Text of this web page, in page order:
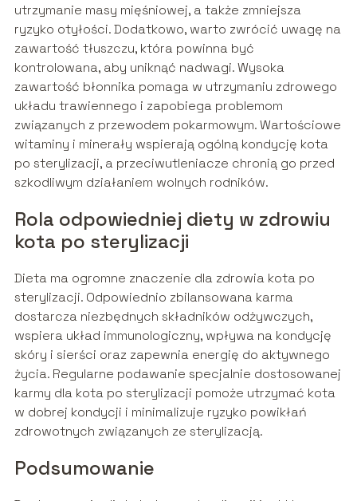
utrzymanie masy mięśniowej, a także zmniejsza
ryzyko otyłości. Dodatkowo, warto zwrócić uwagę na
zawartość tłuszczu, która powinna być
kontrolowana, aby uniknąć nadwagi. Wysoka
zawartość błonnika pomaga w utrzymaniu zdrowego
układu trawiennego i zapobiega problemom
związanych z przewodem pokarmowym. Wartościowe
witaminy i minerały wspierają ogólną kondycję kota
po sterylizacji, a przeciwutleniacze chronią go przed
szkodliwym działaniem wolnych rodników.
Rola odpowiedniej diety w zdrowiu
kota po sterylizacji
Dieta ma ogromne znaczenie dla zdrowia kota po
sterylizacji. Odpowiednio zbilansowana karma
dostarcza niezbędnych składników odżywczych,
wspiera układ immunologiczny, wpływa na kondycję
skóry i sierści oraz zapewnia energię do aktywnego
życia. Regularne podawanie specjalnie dostosowanej
karmy dla kota po sterylizacji pomoże utrzymać kota
w dobrej kondycji i minimalizuje ryzyko powikłań
zdrowotnych związanych ze sterylizacją.
Podsumowanie